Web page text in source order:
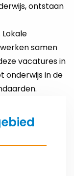
ontstaan
samen
vacatures in
onderwijs in de